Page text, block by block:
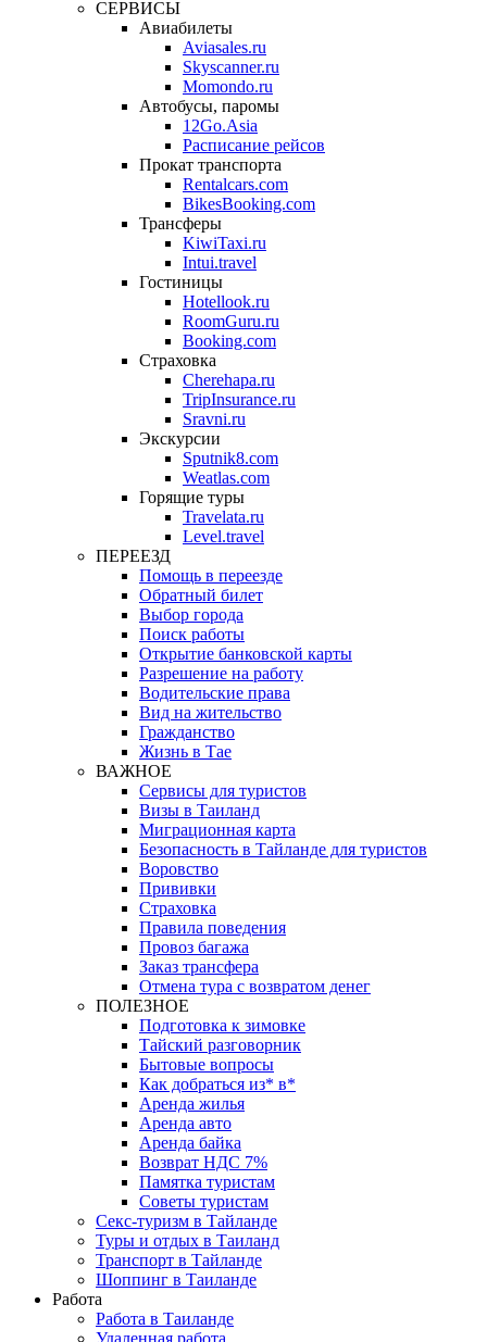
СЕРВИСЫ
Авиабилеты
Aviasales.ru
Skyscanner.ru
Momondo.ru
Автобусы, паромы
12Go.Asia
Расписание рейсов
Прокат транспорта
Rentalcars.com
BikesBooking.com
Трансферы
KiwiTaxi.ru
Intui.travel
Гостиницы
Hotellook.ru
RoomGuru.ru
Booking.com
Страховка
Cherehapa.ru
TripInsurance.ru
Sravni.ru
Экскурсии
Sputnik8.com
Weatlas.com
Горящие туры
Travelata.ru
Level.travel
ПЕРЕЕЗД
Помощь в переезде
Обратный билет
Выбор города
Поиск работы
Открытие банковской карты
Разрешение на работу
Водительские права
Вид на жительство
Гражданство
Жизнь в Тае
ВАЖНОЕ
Сервисы для туристов
Визы в Таиланд
Миграционная карта
Безопасность в Тайланде для туристов
Воровство
Прививки
Страховка
Правила поведения
Провоз багажа
Заказ трансфера
Отмена тура с возвратом денег
ПОЛЕЗНОЕ
Подготовка к зимовке
Тайский разговорник
Бытовые вопросы
Как добраться из* в*
Аренда жилья
Аренда авто
Аренда байка
Возврат НДС 7%
Памятка туристам
Советы туристам
Секс-туризм в Тайланде
Туры и отдых в Таиланд
Транспорт в Тайланде
Шоппинг в Таиланде
Работа
Работа в Таиланде
Удаленная работа